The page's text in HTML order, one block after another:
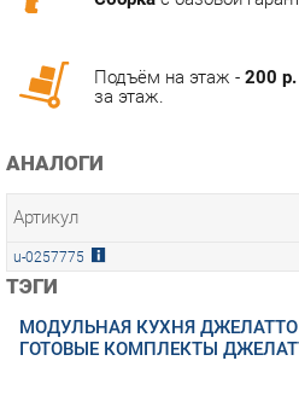
АНАЛОГИ
Артикул
u-0257775
ТЭГИ
МОДУЛЬНАЯ КУХНЯ ДЖЕЛАТТО
ГОТОВЫЕ КОМПЛЕКТЫ ДЖЕЛАТТО
ОПИСАНИЕ